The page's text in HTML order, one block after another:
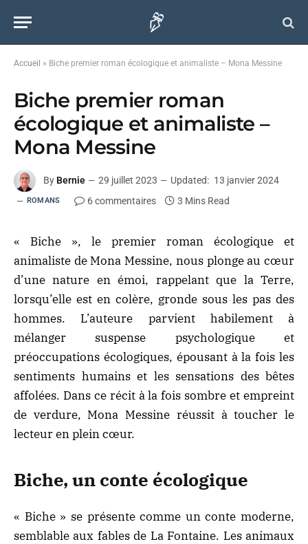
Accueil » Biche premier roman écologique et animaliste – Mona Messine
Biche premier roman
écologique et animaliste –
Mona Messine
By Bernie 29 juillet 2023 Updated: 13 janvier 2024
ROMANS 6 commentaires 3 Mins Read
« Biche », le premier roman écologique et
animaliste de Mona Messine, nous plonge au cœur
d’une nature en émoi, rappelant que la Terre,
lorsqu’elle est en colère, gronde sous les pas des
hommes. L’auteure parvient habilement à
mélanger suspense psychologique et
préoccupations écologiques, épousant à la fois les
sentiments humains et les sensations des bêtes
affolées. Dans ce récit à la fois sombre et empreint
de verdure, Mona Messine réussit à toucher le
lecteur en plein cœur.
Biche, un conte écologique
« Biche » se présente comme un conte moderne,
semblable aux fables de La Fontaine. Les animaux